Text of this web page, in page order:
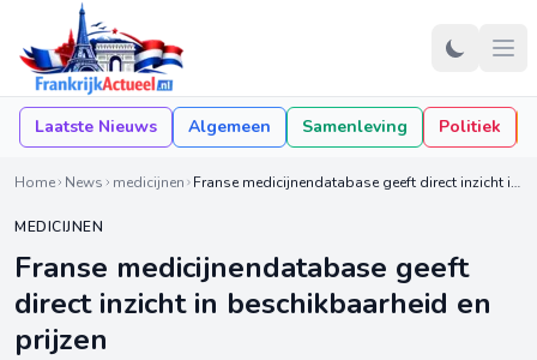
Laatste Nieuws Algemeen Samenleving Politiek
Home News medicijnen Franse medicijnendatabase geeft direct inzicht in beschikbaarheid en prijzen
MEDICIJNEN
Franse medicijnendatabase geeft
direct inzicht in beschikbaarheid en
prijzen